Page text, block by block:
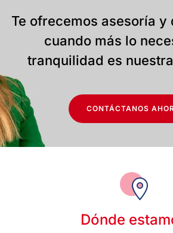
Te ofrecemos asesoría y
cuando más lo
tranquilidad es
CONTÁCTANOS
Dónde